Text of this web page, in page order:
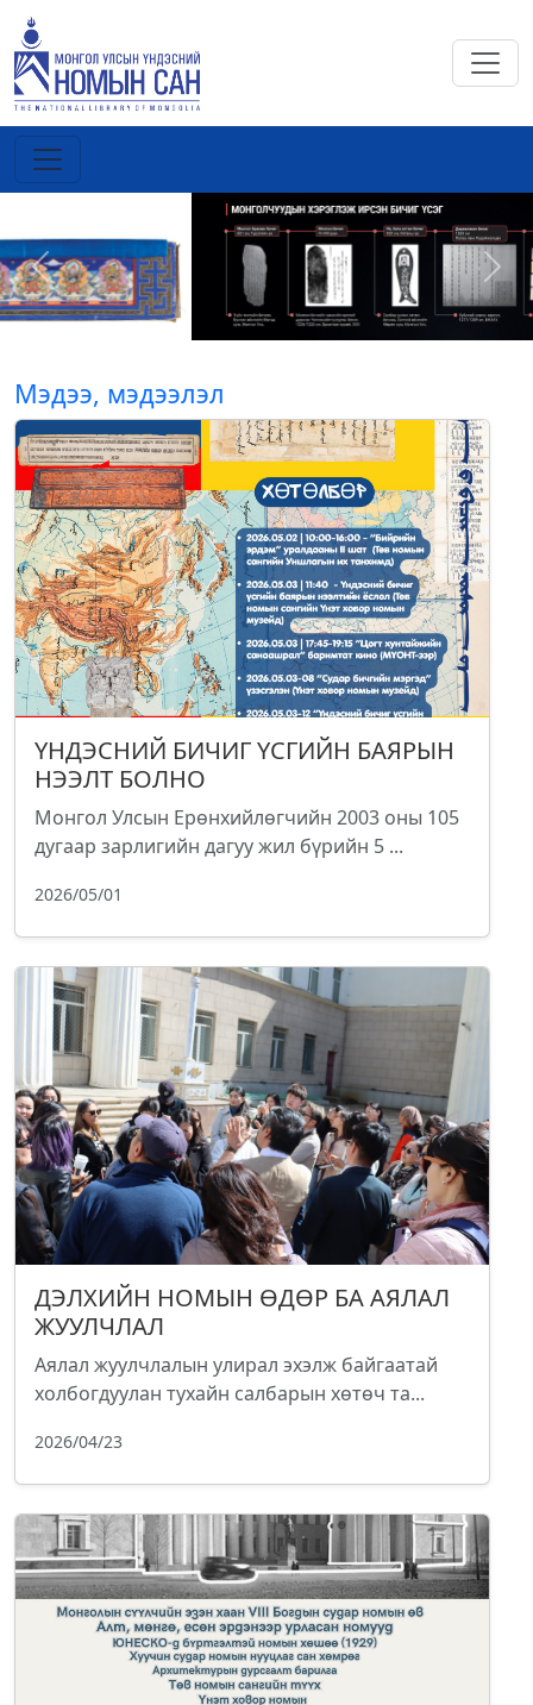
Previous Next
Мэдээ, мэдээлэл
ҮНДЭСНИЙ БИЧИГ ҮСГИЙН БАЯРЫН
НЭЭЛТ БОЛНО
Монгол Улсын Ерөнхийлөгчийн 2003 оны 105
дугаар зарлигийн дагуу жил бүрийн 5 ...
2026/05/01
ДЭЛХИЙН НОМЫН ӨДӨР БА АЯЛАЛ
ЖУУЛЧЛАЛ
Аялал жуулчлалын улирал эхэлж байгаатай
холбогдуулан тухайн салбарын хөтөч та...
2026/04/23